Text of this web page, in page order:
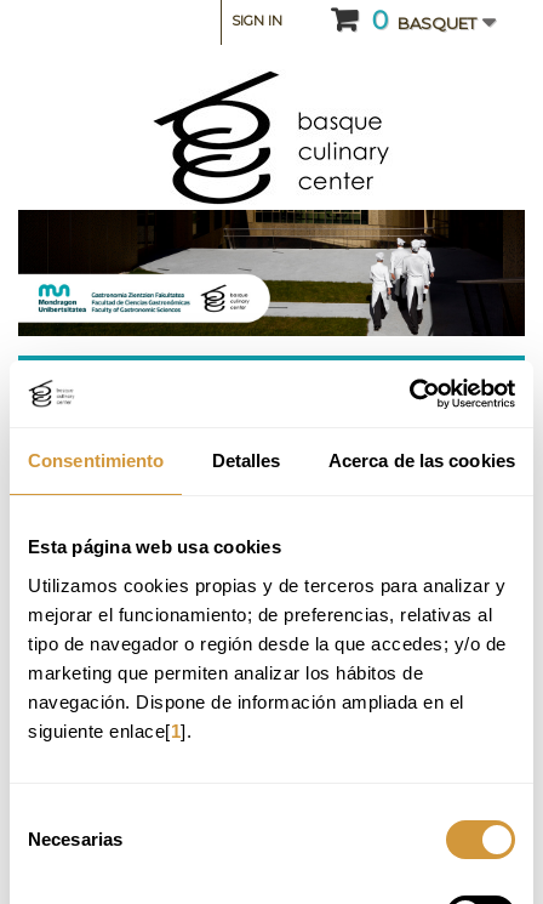
Consentimiento Detalles Acerca de las cookies
Esta página web usa cookies
Utilizamos cookies propias y de terceros para analizar y
mejorar el funcionamiento; de preferencias, relativas al
tipo de navegador o región desde la que accedes; y/o de
marketing que permiten analizar los hábitos de
navegación. Dispone de información ampliada en el
siguiente enlace[1].
Necesarias
0 BASQUET
SIGN IN
CATEGORY: INTENSIVE COURSES AND SEMINARS
This course will be taught in Spanish.
Please, check the information in Spanish.
Back to Training Offer
WE RECOMMEND:
CURSO INTENSIVO DE PASTELERÍA ESENCIAL_ 1ª